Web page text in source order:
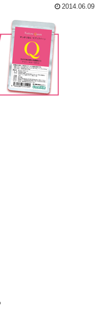
2014.06.09